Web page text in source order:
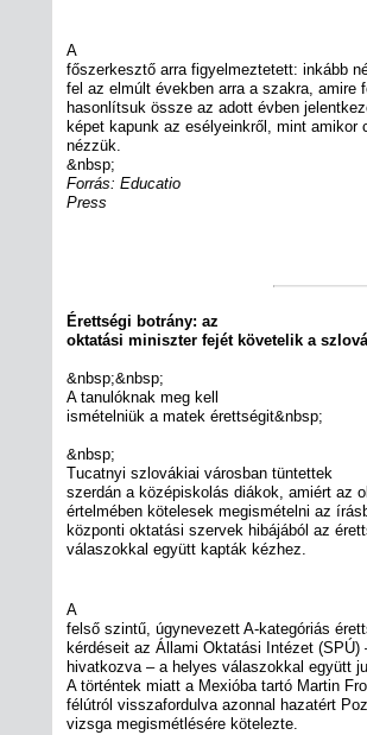
A
főszerkesztő arra figyelmeztetett: inkább
fel az elmúlt években arra a szakra, amire
hasonlítsuk össze az adott évben
képet kapunk az esélyeinkről, mint amikor
nézzük.
&nbsp;
Forrás: Educatio
Press
Érettségi botrány: az
oktatási miniszter fejét követelik a
&nbsp;&nbsp;
A tanulóknak meg kell
ismételniük a matek érettségit&nbsp;
&nbsp;
Tucatnyi szlovákiai városban tüntettek
szerdán a középiskolás diákok, amiért az
értelmében kötelesek megismételni az
központi oktatási szervek hibájából az
válaszokkal együtt kapták kézhez.
A
felső szintű, úgynevezett A-kategóriás
kérdéseit az Állami Oktatási Intézet (SPÚ)
hivatkozva – a helyes válaszokkal együtt
A történtek miatt a Mexióba tartó Martin
félútról visszafordulva azonnal hazatért
vizsga megismétlésére kötelezte.